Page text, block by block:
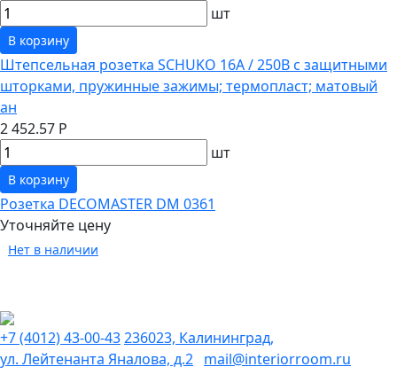
шт
В корзину
Штепсельная розетка SCHUKO 16А / 250В с защитными
шторками, пружинные зажимы; термопласт; матовый
ан
2 452.57 Р
шт
В корзину
Розетка DECOMASTER DM 0361
Уточняйте цену
Нет в наличии
+7 (4012) 43-00-43236023, Калининград,
ул. Лейтенанта Яналова, д.2 mail@interiorroom.ru